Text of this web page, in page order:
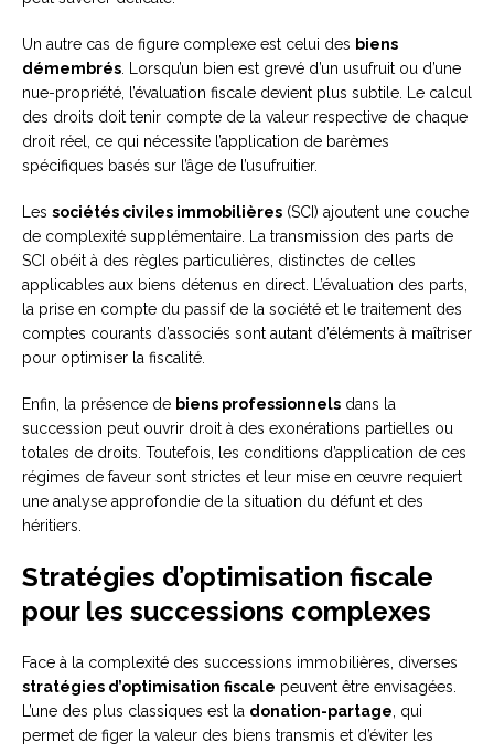
Un autre cas de figure complexe est celui des biens
démembrés. Lorsqu’un bien est grevé d’un usufruit ou d’une
nue-propriété, l’évaluation fiscale devient plus subtile. Le calcul
des droits doit tenir compte de la valeur respective de chaque
droit réel, ce qui nécessite l’application de barèmes
spécifiques basés sur l’âge de l’usufruitier.
Les sociétés civiles immobilières (SCI) ajoutent une couche
de complexité supplémentaire. La transmission des parts de
SCI obéit à des règles particulières, distinctes de celles
applicables aux biens détenus en direct. L’évaluation des parts,
la prise en compte du passif de la société et le traitement des
comptes courants d’associés sont autant d’éléments à maîtriser
pour optimiser la fiscalité.
Enfin, la présence de biens professionnels dans la
succession peut ouvrir droit à des exonérations partielles ou
totales de droits. Toutefois, les conditions d’application de ces
régimes de faveur sont strictes et leur mise en œuvre requiert
une analyse approfondie de la situation du défunt et des
héritiers.
Stratégies d’optimisation fiscale
pour les successions complexes
Face à la complexité des successions immobilières, diverses
stratégies d’optimisation fiscale peuvent être envisagées.
L’une des plus classiques est la donation-partage, qui
permet de figer la valeur des biens transmis et d’éviter les